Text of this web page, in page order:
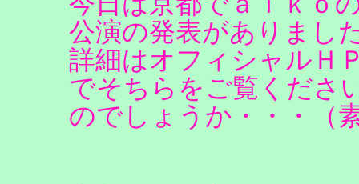
公演の発表がありまし
詳細はオフィシャルＨ
でそちらをご覧くださ
のでしょうか・・・（